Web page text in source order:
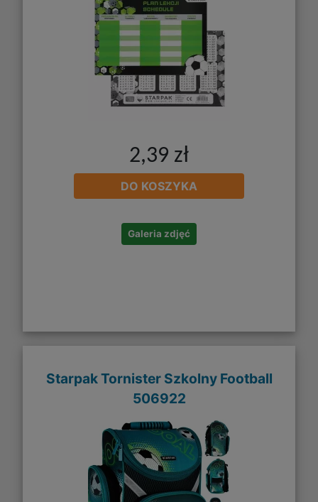
2,39 zł
DO KOSZYKA
Galeria zdjęć
Starpak Tornister Szkolny Football
506922